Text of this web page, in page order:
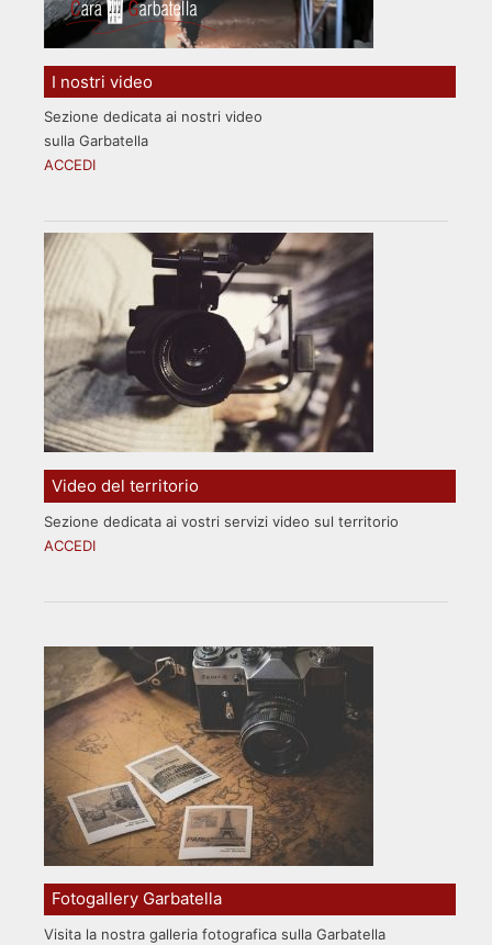
I nostri video
Sezione dedicata ai nostri video
sulla Garbatella
ACCEDI
Video del territorio
Sezione dedicata ai vostri servizi video sul territorio
ACCEDI
Fotogallery Garbatella
Visita la nostra galleria fotografica sulla Garbatella